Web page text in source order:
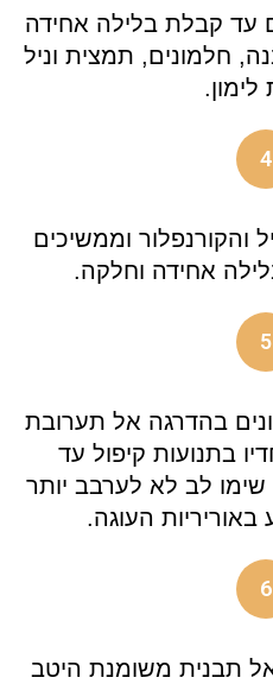
עד קבלת בלילה אחידה
חלמונים, תמצית וניל
לימון.
4
והקורנפלור וממשיכים
אחידה וחלקה.
5
בהדרגה אל תערובת
בתנועות קיפול עד
לב לא לערבב יותר
באוריריות העוגה.
6
תבנית משומנת היטב